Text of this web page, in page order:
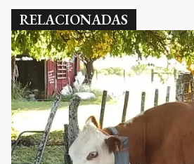
RELACIONADAS